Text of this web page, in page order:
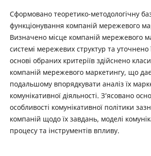
Сформовано теоретико-методологічну
функціонування компаній мережевого
Визначено місце компаній мережевого
системі мережевих структур та уточнено
основі обраних критеріїв здійснено
компаній мережевого маркетингу, що
подальшому впорядкувати аналіз їх
комунікативної діяльності. З’ясовано
особливості комунікативної політики
компаній щодо їх завдань, моделі
процесу та інструментів впливу.